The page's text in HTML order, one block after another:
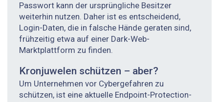
Passwort kann der ursprüngliche Besitzer
weiterhin nutzen. Daher ist es entscheidend,
Login-Daten, die in falsche Hände geraten sind,
frühzeitig etwa auf einer Dark-Web-
Marktplattform zu finden.
Kronjuwelen schützen – aber?
Um Unternehmen vor Cybergefahren zu
schützen, ist eine aktuelle Endpoint-Protection-